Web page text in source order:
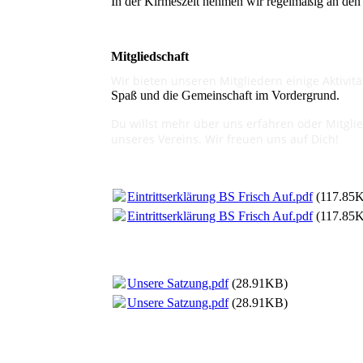
Mitgliedschaft
Spaß und die Gemeinschaft im Vordergrund.
Eintrittserklärung BS Frisch Auf.pdf
Eintrittserklärung BS Frisch Auf.pdf
Unsere Satzung.pdf(28.91KB)
Unsere Satzung.pdf(28.91KB)